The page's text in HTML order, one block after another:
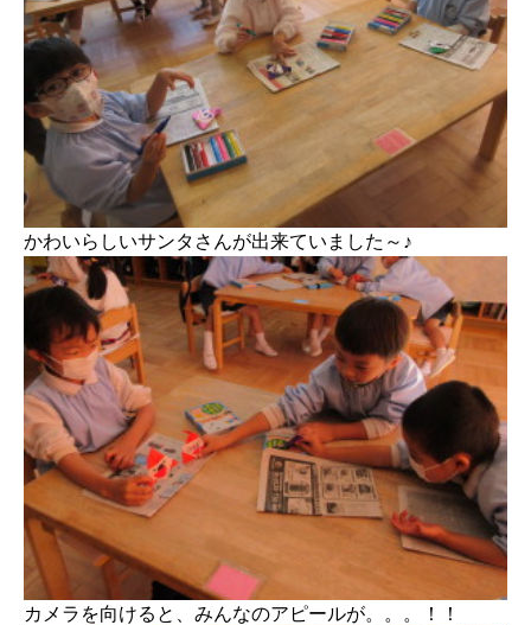
かわいらしいサンタさんが出来ていました～♪
カメラを向けると、みんなのアピールが。。。！！